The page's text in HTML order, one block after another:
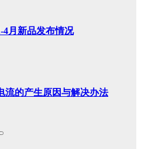
4月新品发布情况
流的产生原因与解决办法